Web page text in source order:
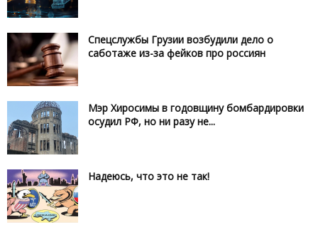
Спецслужбы Грузии возбудили дело о
саботаже из-за фейков про россиян
Мэр Хиросимы в годовщину бомбардировки
осудил РФ, но ни разу не...
Надеюсь, что это не так!